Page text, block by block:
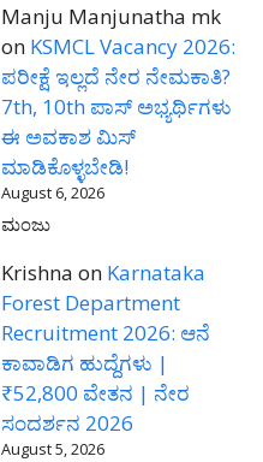
Manju Manjunatha mk
on KSMCL Vacancy 2026:
ಪರೀಕ್ಷೆ ಇಲ್ಲದೆ ನೇರ ನೇಮಕಾತಿ?
7th, 10th ಪಾಸ್ ಅಭ್ಯರ್ಥಿಗಳು
ಈ ಅವಕಾಶ ಮಿಸ್
ಮಾಡಿಕೊಳ್ಳಬೇಡಿ!
August 6, 2026
ಮಂಜು
Krishna on Karnataka
Forest Department
Recruitment 2026: ಆನೆ
ಕಾವಾಡಿಗ ಹುದ್ದೆಗಳು |
₹52,800 ವೇತನ | ನೇರ
ಸಂದರ್ಶನ 2026
August 5, 2026